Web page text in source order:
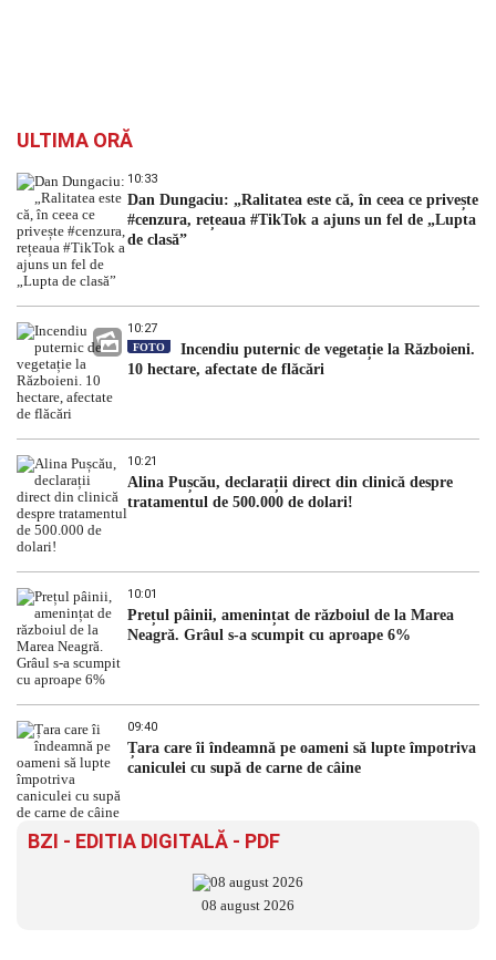
ULTIMA ORĂ
10:33
Dan Dungaciu: „Ralitatea este că, în ceea ce privește
#cenzura, rețeaua #TikTok a ajuns un fel de „Lupta
de clasă”
10:27
FOTO
Incendiu puternic de vegetație la Războieni.
10 hectare, afectate de flăcări
10:21
Alina Pușcău, declarații direct din clinică despre
tratamentul de 500.000 de dolari!
10:01
Prețul pâinii, amenințat de războiul de la Marea
Neagră. Grâul s-a scumpit cu aproape 6%
09:40
Țara care îi îndeamnă pe oameni să lupte împotriva
caniculei cu supă de carne de câine
BZI - EDITIA DIGITALĂ - PDF
08 august 2026